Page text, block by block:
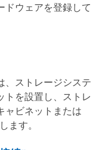
ドウェアを登録して
、ストレージシステ
トを設置し、ストレ
ャビネットまたは
ます。